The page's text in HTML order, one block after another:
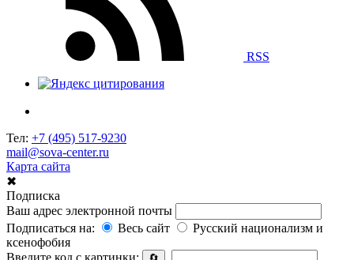
RSS
Тел: +7 (495) 517-9230
mail@sova-center.ru
Карта сайта
✖
Подписка
Ваш адрес электронной почты
Подписаться на:
Весь сайт
Русский национализм и
ксенофобия